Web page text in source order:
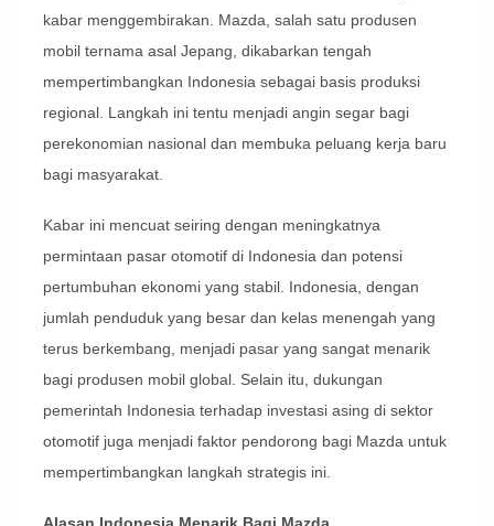
kabar menggembirakan. Mazda, salah satu produsen
mobil ternama asal Jepang, dikabarkan tengah
mempertimbangkan Indonesia sebagai basis produksi
regional. Langkah ini tentu menjadi angin segar bagi
perekonomian nasional dan membuka peluang kerja baru
bagi masyarakat.
Kabar ini mencuat seiring dengan meningkatnya
permintaan pasar otomotif di Indonesia dan potensi
pertumbuhan ekonomi yang stabil. Indonesia, dengan
jumlah penduduk yang besar dan kelas menengah yang
terus berkembang, menjadi pasar yang sangat menarik
bagi produsen mobil global. Selain itu, dukungan
pemerintah Indonesia terhadap investasi asing di sektor
otomotif juga menjadi faktor pendorong bagi Mazda untuk
mempertimbangkan langkah strategis ini.